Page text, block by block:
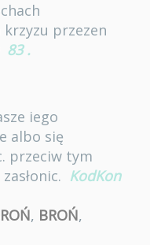
przezen
83 .
iego
albo się
przeciw tym
KodKon
, BROŃ,